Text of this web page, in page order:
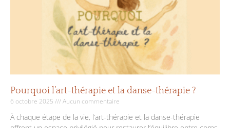
Pourquoi l’art-thérapie et la danse-thérapie ?
6 octobre 2025 Aucun commentaire
À chaque étape de la vie, l’art-thérapie et la danse-thérapie